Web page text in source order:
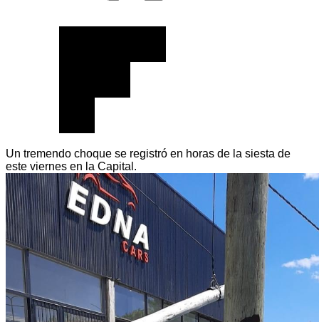
Un tremendo choque se registró en horas de la siesta de
este viernes en la Capital.